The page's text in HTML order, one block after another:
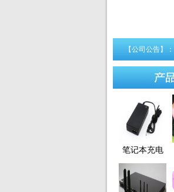
【公司公告】：
办公电脑配置 [05-16]
笔记本充电